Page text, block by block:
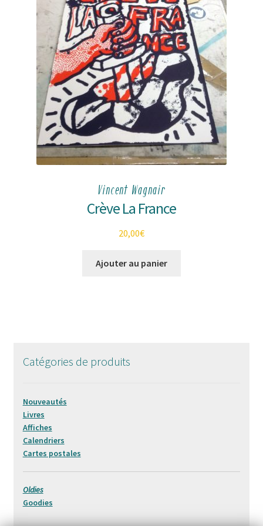
Vincent Wagnair
Crève La France
20,00€
Ajouter au panier
Catégories de produits
Nouveautés
Livres
Affiches
Calendriers
Cartes postales
Oldies
Goodies